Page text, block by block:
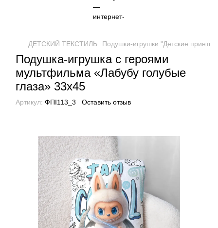
ДЕТСКИЙ ТЕКСТИЛЬ Подушки-игрушки "Детские принты"
Подушка-игрушка с героями
мультфильма «Лабубу голубые
глаза» 33х45
Артикул: ФПІ113_3 Оставить отзыв